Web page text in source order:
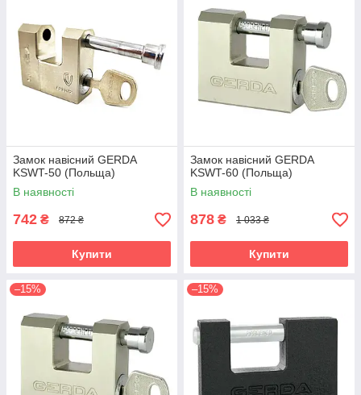
Замок навісний GERDA
KSWT-50 (Польща)
В наявності
742 ₴ 872 ₴
Купити
Замок навісний GERDA
KSWT-60 (Польща)
В наявності
878 ₴ 1 033 ₴
Купити
–15% –15%